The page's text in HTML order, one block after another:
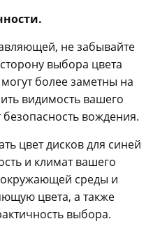
не забывайте
выбора цвета
более заметны на
видимость вашего
вождения.
цвет дисков для синей
и климат вашего
окружающей среды и
цвета, а также
выбора.